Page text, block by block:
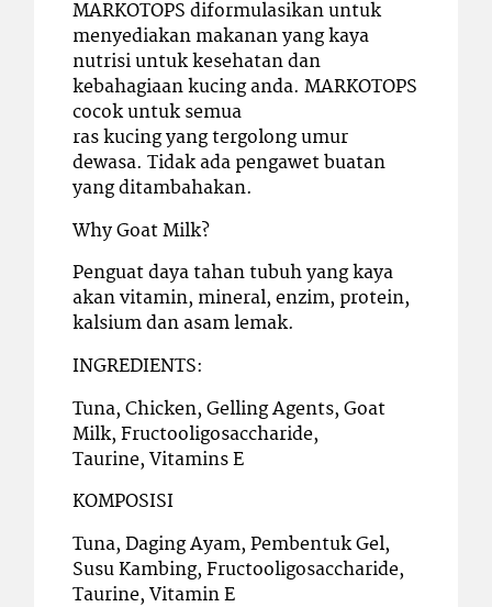
MARKOTOPS diformulasikan untuk
menyediakan makanan yang kaya
nutrisi untuk kesehatan dan
kebahagiaan kucing anda. MARKOTOPS
cocok untuk semua
ras kucing yang tergolong umur
dewasa. Tidak ada pengawet buatan
yang ditambahakan.
Why Goat Milk?
Penguat daya tahan tubuh yang kaya
akan vitamin, mineral, enzim, protein,
kalsium dan asam lemak.
INGREDIENTS:
Tuna, Chicken, Gelling Agents, Goat
Milk, Fructooligosaccharide,
Taurine, Vitamins E
KOMPOSISI
Tuna, Daging Ayam, Pembentuk Gel,
Susu Kambing, Fructooligosaccharide,
Taurine, Vitamin E